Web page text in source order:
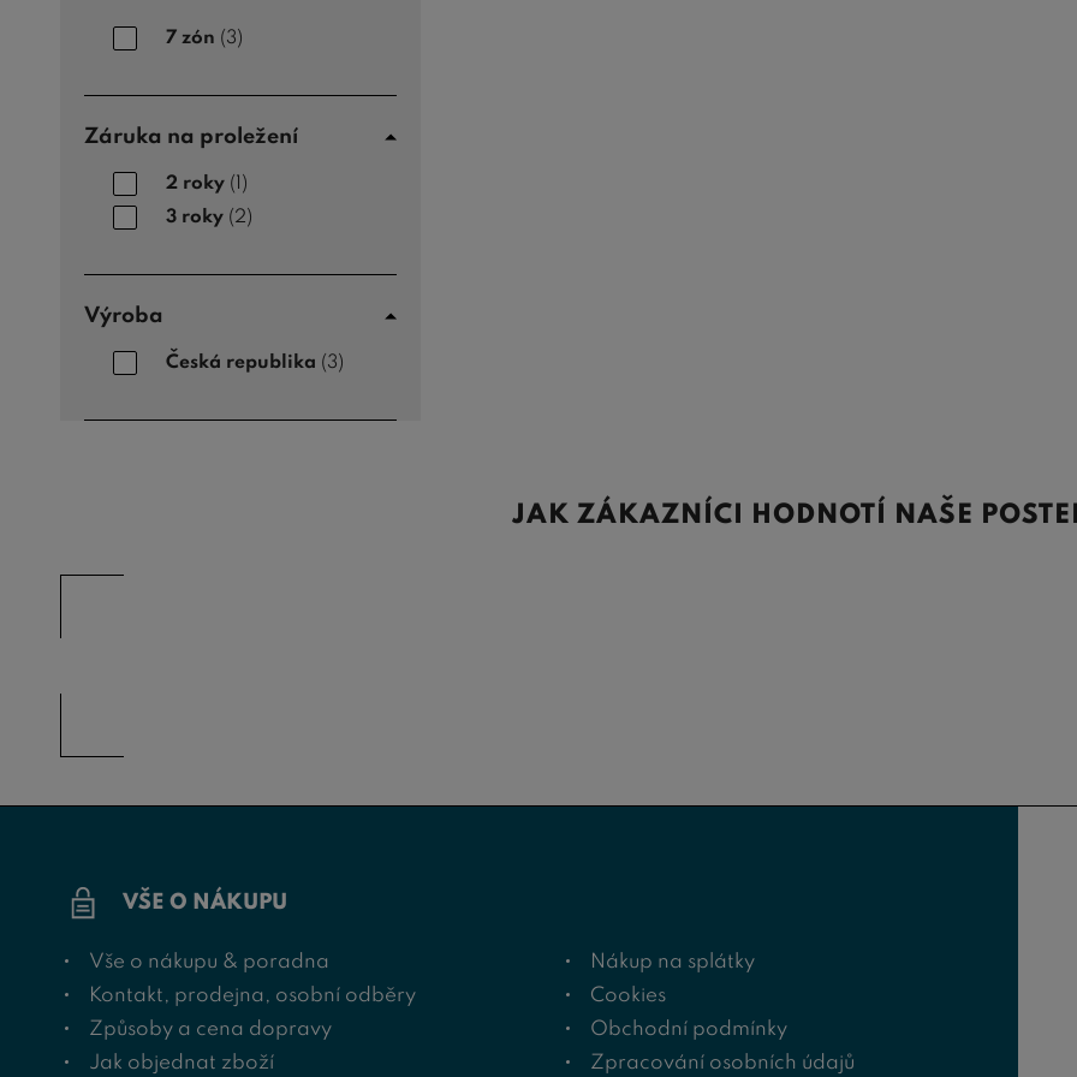
7 zón (3)
Záruka na proležení
2 roky (1)
3 roky (2)
Výroba
Česká republika (3)
JAK ZÁKAZNÍCI HODNOTÍ NAŠE
VŠE O NÁKUPU
Vše o nákupu & poradna
Kontakt, prodejna, osobní odběry
Způsoby a cena dopravy
Jak objednat zboží
Nákup na splátky
Cookies
Obchodní podmínky
Zpracování osobních údajů